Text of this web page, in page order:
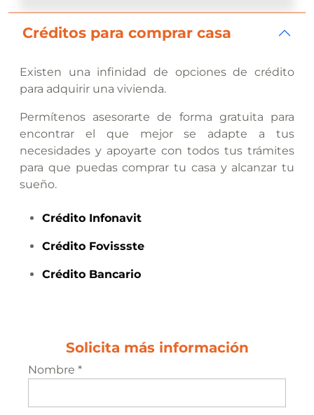
Créditos para comprar casa
Existen una infinidad de opciones de crédito
para adquirir una vivienda.
Permítenos asesorarte de forma gratuita para
encontrar el que mejor se adapte a tus
necesidades y apoyarte con todos tus trámites
para que puedas comprar tu casa y alcanzar tu
sueño.
Crédito Infonavit
Crédito Fovissste
Crédito Bancario
Solicita más información
Nombre *